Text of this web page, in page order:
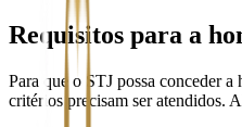
Requisitos para a
Para que o STJ possa conceder
critérios precisam ser atendidos.